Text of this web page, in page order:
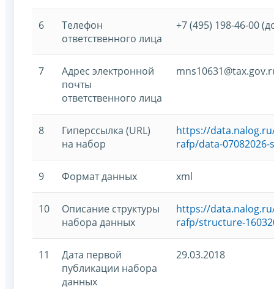
6
Телефон
ответственного лица
+7 (495) 198-46-00
7
Адрес электронной
почты
ответственного лица
8
Гиперссылка (URL)
на набор
https://
rafp/data-
9 Формат данных xml
10
Описание структуры
набора данных
https://
rafp/structure-
11
Дата первой
публикации набора
данных
29.03.2018